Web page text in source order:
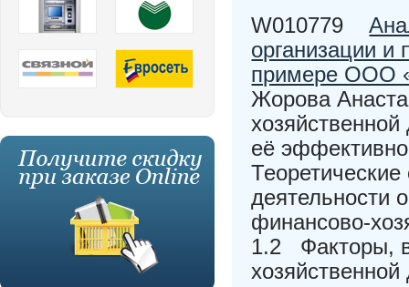
W010779
организации
примере ООО
Жорова
её
деятельности
финансово-
1.2 Факторы,